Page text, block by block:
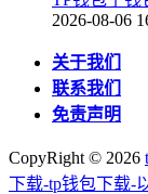
2026-08-06
关于我们
联系我们
免责声明
CopyRight © 2026
下载-tp钱包下载-